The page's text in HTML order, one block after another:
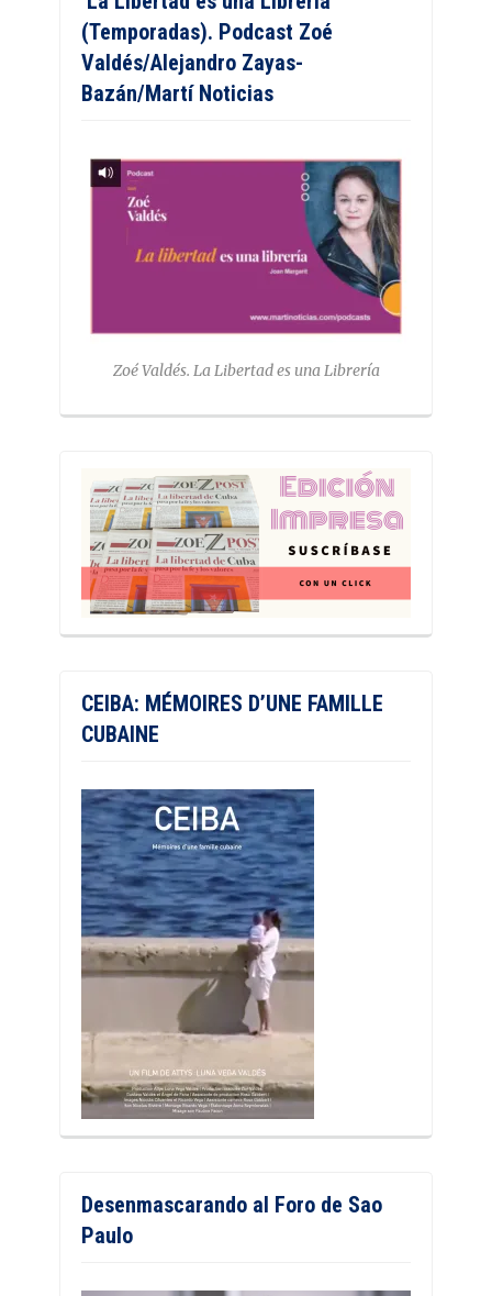
(Temporadas). Podcast Zoé
Valdés/Alejandro Zayas-
Bazán/Martí Noticias
Zoé Valdés. La Libertad es una Librería
CEIBA: MÉMOIRES D’UNE FAMILLE
CUBAINE
Desenmascarando al Foro de Sao
Paulo